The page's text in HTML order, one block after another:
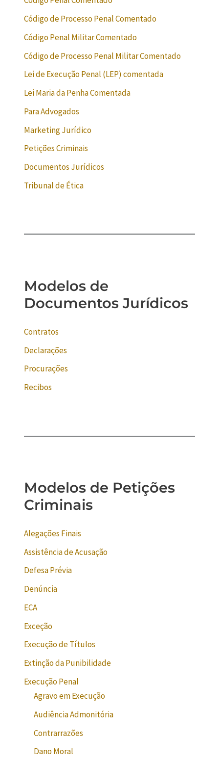
Código de Processo Penal Comentado
Código Penal Militar Comentado
Código de Processo Penal Militar Comentado
Lei de Execução Penal (LEP) comentada
Lei Maria da Penha Comentada
Para Advogados
Marketing Jurídico
Petições Criminais
Documentos Jurídicos
Tribunal de Ética
Modelos de
Documentos Jurídicos
Contratos
Declarações
Procurações
Recibos
Modelos de Petições
Criminais
Alegações Finais
Assistência de Acusação
Defesa Prévia
Denúncia
ECA
Exceção
Execução de Títulos
Extinção da Punibilidade
Execução Penal
Agravo em Execução
Audiência Admonitória
Contrarrazões
Dano Moral